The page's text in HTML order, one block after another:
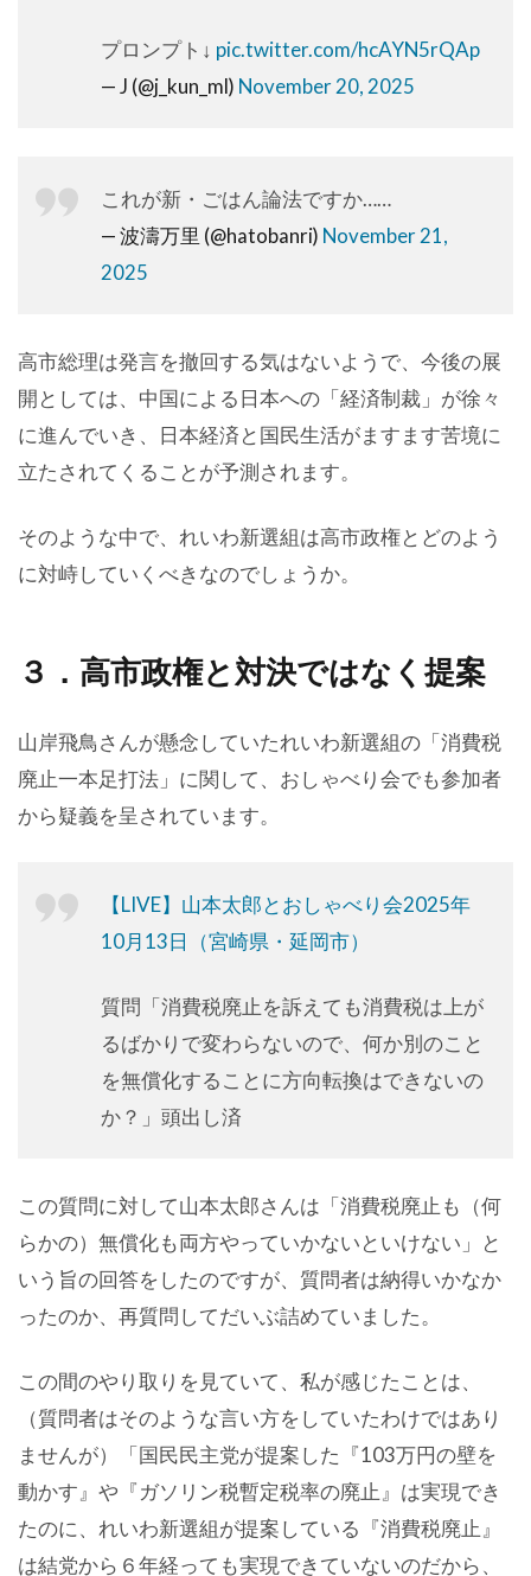
プロンプト↓ pic.twitter.com/hcAYN5rQAp
— J (@j_kun_ml) November 20, 2025
これが新・ごはん論法ですか……
— 波濤万里 (@hatobanri) November 21,
2025
高市総理は発言を撤回する気はないようで、今後の展
開としては、中国による日本への「経済制裁」が徐々
に進んでいき、日本経済と国民生活がますます苦境に
立たされてくることが予測されます。
そのような中で、れいわ新選組は高市政権とどのよう
に対峙していくべきなのでしょうか。
３．高市政権と対決ではなく提案
山岸飛鳥さんが懸念していたれいわ新選組の「消費税
廃止一本足打法」に関して、おしゃべり会でも参加者
から疑義を呈されています。
【LIVE】山本太郎とおしゃべり会2025年
10月13日（宮崎県・延岡市）
質問「消費税廃止を訴えても消費税は上が
るばかりで変わらないので、何か別のこと
を無償化することに方向転換はできないの
か？」頭出し済
この質問に対して山本太郎さんは「消費税廃止も（何
らかの）無償化も両方やっていかないといけない」と
いう旨の回答をしたのですが、質問者は納得いかなか
ったのか、再質問してだいぶ詰めていました。
この間のやり取りを見ていて、私が感じたことは、
（質問者はそのような言い方をしていたわけではあり
ませんが）「国民民主党が提案した『103万円の壁を
動かす』や『ガソリン税暫定税率の廃止』は実現でき
たのに、れいわ新選組が提案している『消費税廃止』
は結党から６年経っても実現できていないのだから、